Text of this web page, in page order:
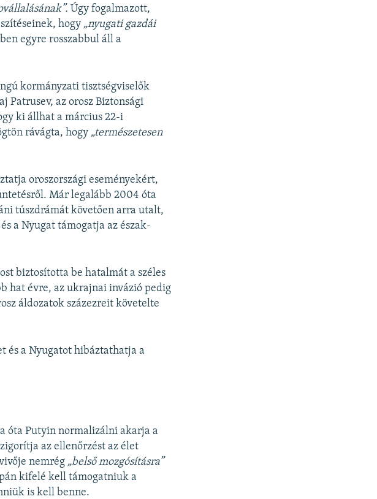
Úgy fogalmazott,
hogy „nyugati gazdái
egyre rosszabbul áll a
kormányzati tisztségviselők
Patrusev, az orosz Biztonsági
ki állhat a március 22-i
rávágta, hogy „természetesen
oroszországi eseményekért,
Már legalább 2004 óta
túszdrámát követően arra utalt,
a Nyugat támogatja az észak-
biztosította be hatalmát a széles
hat évre, az ukrajnai invázió pedig
áldozatok százezreit követelte
és a Nyugatot hibáztathatja a
óta Putyin normalizálni akarja a
az ellenőrzést az élet
nemrég „belső mozgósításra”
kifelé kell támogatniuk a
is kell benne.